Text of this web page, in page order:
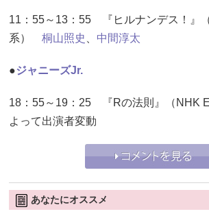
11：55～13：55 『ヒルナンデス！』
系） 桐山照史 中間淳太
●ジャニーズJr.
18：55～19：25 『Rの法則』（NHK
よって出演者変動
あなたにオススメ